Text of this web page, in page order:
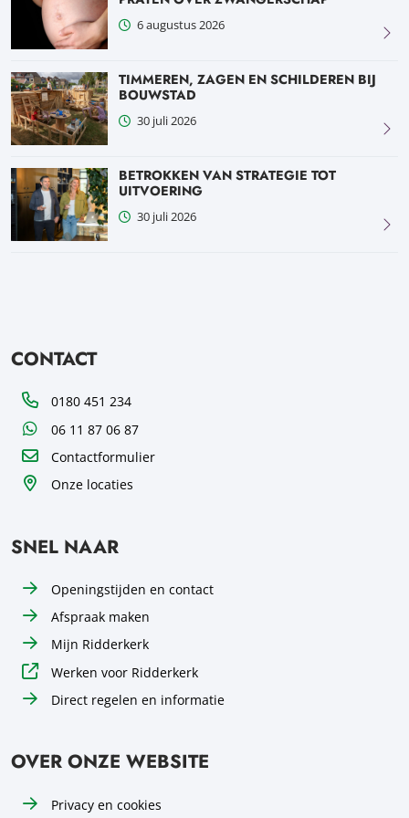
6 augustus 2026
TIMMEREN, ZAGEN EN SCHILDEREN BIJ
BOUWSTAD
30 juli 2026
BETROKKEN VAN STRATEGIE TOT
UITVOERING
30 juli 2026
CONTACT
Telefoon0180 451 234
WhatsApp06 11 87 06 87
Contactformulier
Onze locaties
SNEL NAAR
Openingstijden en contact
Afspraak maken
Mijn Ridderkerk
Werken voor Ridderkerk
Direct regelen en informatie
OVER ONZE WEBSITE
Privacy en cookies